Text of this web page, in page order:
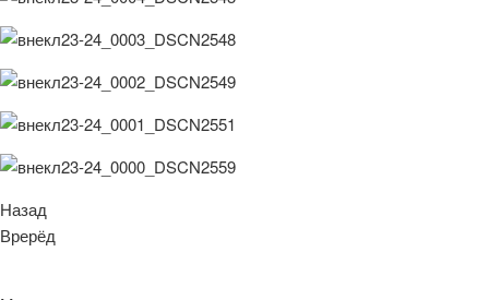
Назад
Врерёд